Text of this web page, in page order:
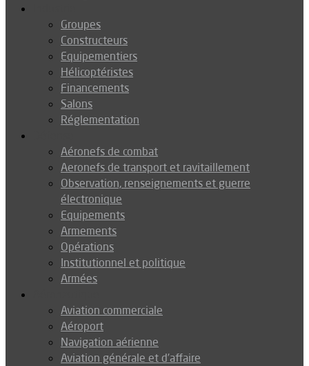
Groupes
Constructeurs
Equipementiers
Hélicoptéristes
Financements
Salons
Réglementation
Aéronefs de combat
Aeronefs de transport et ravitaillement
Observation, renseignements et guerre
électronique
Equipements
Armements
Opérations
Institutionnel et politique
Armées
Aviation commerciale
Aéroport
Navigation aérienne
Aviation générale et d’affaire